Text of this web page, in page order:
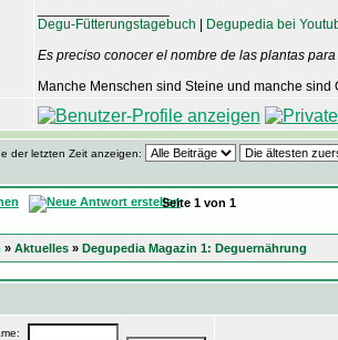
Degu-Fütterungstagebuch
Degupedia bei
Es preciso conocer el nombre de las plantas
Manche Menschen sind Steine und manche sind
der letzten Zeit anzeigen:
Seite 1 von 1
» Aktuelles » Degupedia Magazin 1: Deguernährung